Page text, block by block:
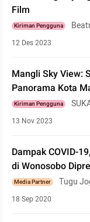
Film
Kiriman Pengguna
12 Des 2023
Mangli Sky View:
Panorama Kota
Kiriman Pengguna
13 Nov 2023
Dampak COVID-
di Wonosobo
Media Partner Tugu
18 Sep 2020